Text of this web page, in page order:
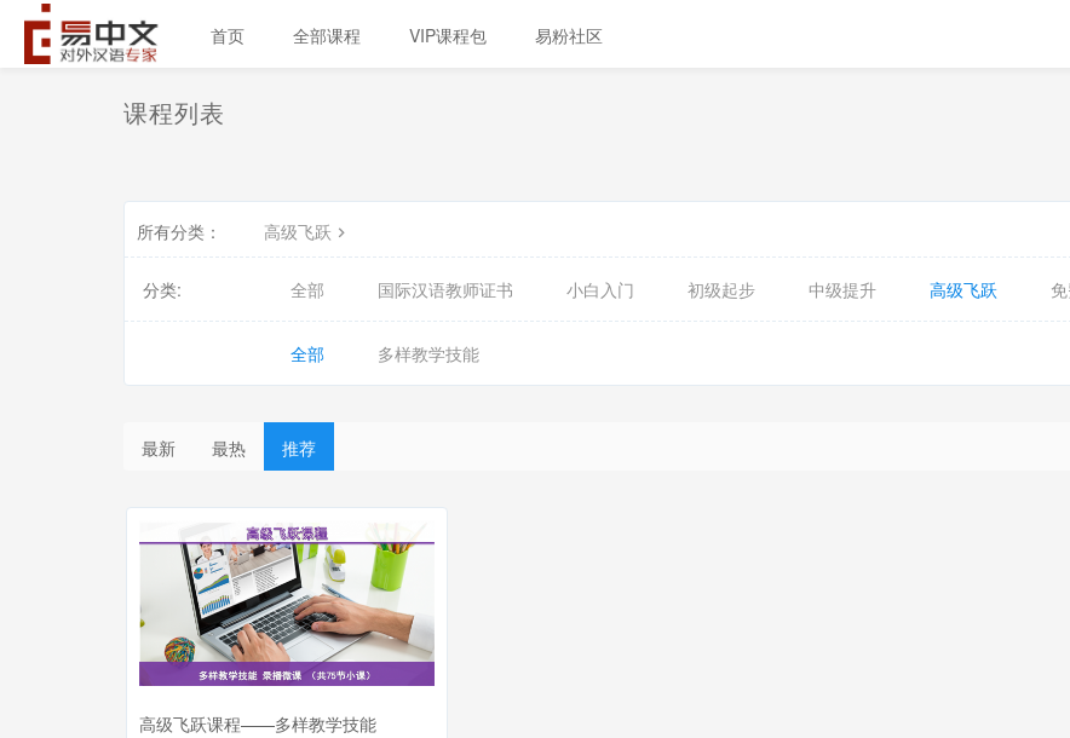
首页 全部课程 VIP课程包 易粉社区
课程列表
所有分类： 高级飞跃
分类: 全部 国际汉语教师证书 小白入门 初级起步 中级提升 高级飞跃
全部 多样教学技能
最新 最热 推荐
高级飞跃课程——多样教学技能